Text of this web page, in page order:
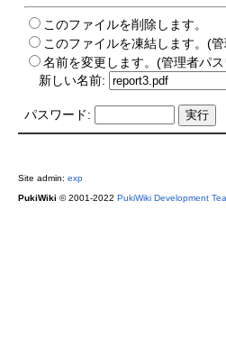
このファイルを削除します。
このファイルを凍結します。(
名前を変更します。(管理者パ
新しい名前:
パスワード:
Site admin: exp
PukiWiki © 2001-2022 PukiWiki Development